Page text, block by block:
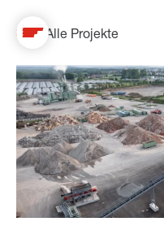
Alle Projekte